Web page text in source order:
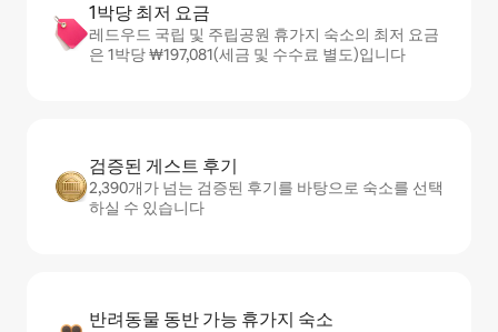
1박당 최저 요금
레드우드 국립 및 주립공원 휴가지 숙소의 최저 요금
은 1박당 ₩197,081(세금 및 수수료 별도)입니다
검증된 게스트 후기
2,390개가 넘는 검증된 후기를 바탕으로 숙소를 선택
하실 수 있습니다
반려동물 동반 가능 휴가지 숙소